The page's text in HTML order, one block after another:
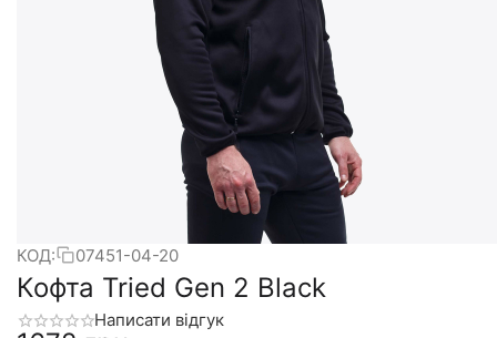
КОД: 07451-04-20
Кофта Tried Gen 2 Black
Написати відгук